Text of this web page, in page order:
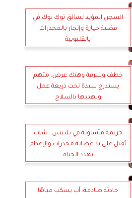
السجن المؤبد لسائق توك توك في
قضية حيازة وإتجار بالمخدرات
بالقليوبية
خطف وسرقة وهتك عرض..متهم
يستدرج سيدة تحت ذريعة عمل
ويهددها بالسلاح
جريمة مأساوية في بلبيس.. شاب
يُقتل على يد عصابة مخدرات والإعدام
يهدد الجناة
حادثة صادمة: أب يسكب مياهًا